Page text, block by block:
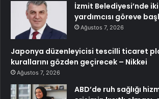
İzmit Belediyesi’nde
yardımcısı göreve
Ağustos 7, 2026
Japonya düzenleyicisi tescilli ticaret
kurallarını gözden geçirecek – Nikkei
Ağustos 7, 2026
ABD’de ruh sağlığı